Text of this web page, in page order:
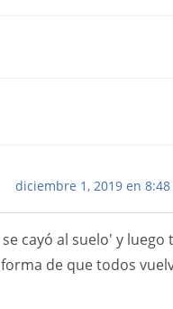
diciembre 1, 2019 en
cayó al suelo' y
de que todos